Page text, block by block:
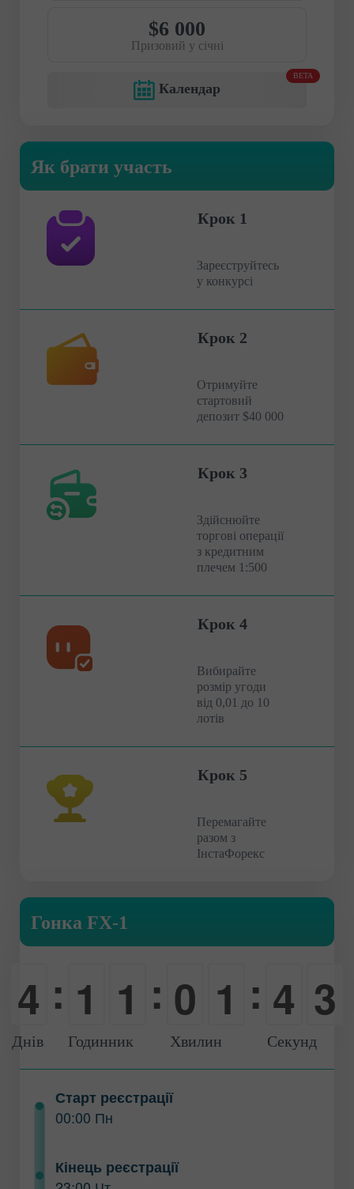
Призовий у січні
$6 000
Календар
BETA
Як брати участь
Крок 1
Зареєструйтесь
у конкурсі
Крок 2
Отримуйте
стартовий
депозит $40 000
Крок 3
Здійснюйте
торгові операції
з кредитним
плечем 1:500
Крок 4
Вибирайте
розмір угоди
від 0,01 до 10
лотів
Крок 5
Перемагайте
разом з
ІнстаФорекс
Гонка FX-1
4
0
: 1
0
1
0
: 0
-
1
0
: 4
0
2
3
Днів Годинник Хвилин Секунд
Старт реєстрації
00:00 Пн
Кінець реєстрації